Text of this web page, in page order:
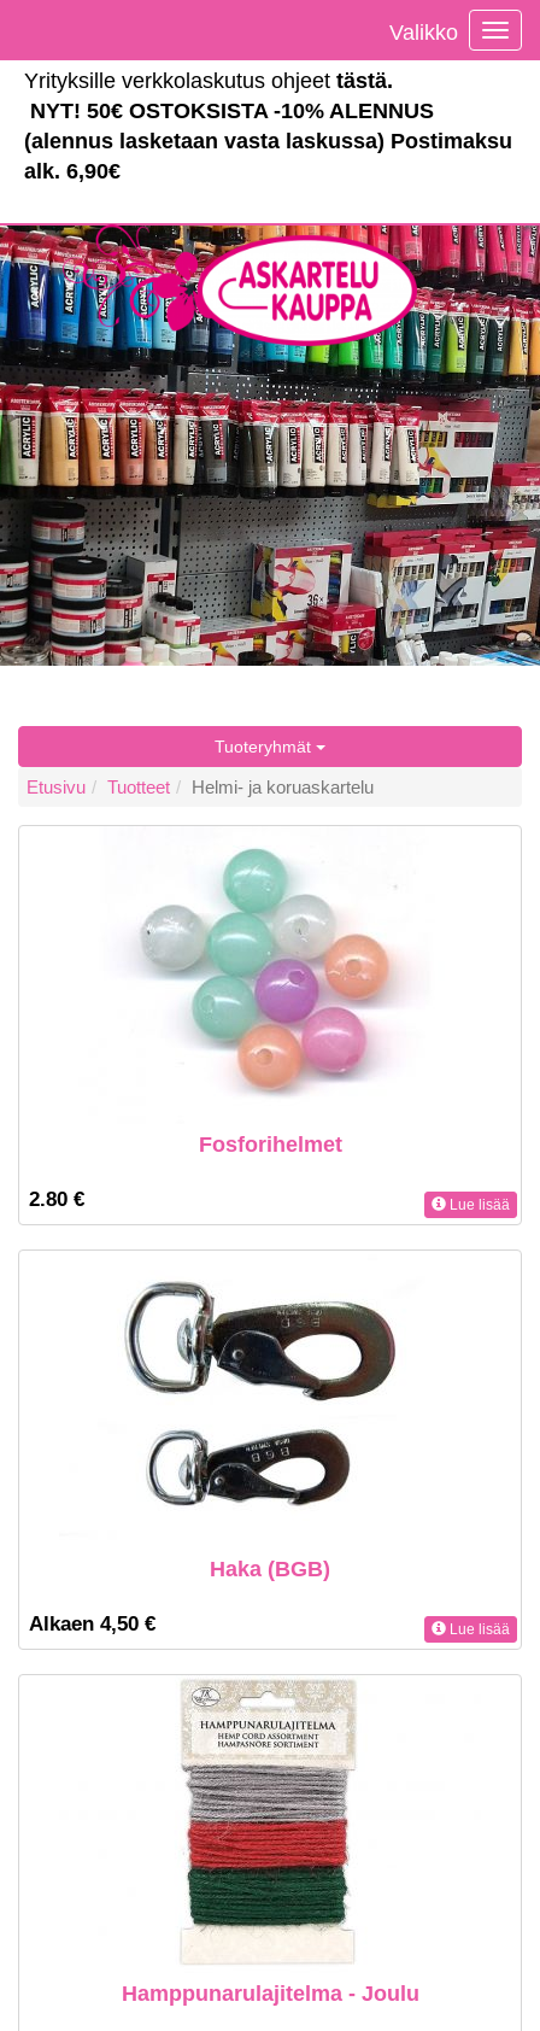
Yrityksille verkkolaskutus ohjeet tästä.
NYT! 50€ OSTOKSISTA -10% ALENNUS
(alennus lasketaan vasta laskussa) Postimaksu
alk. 6,90€
Valikko
Tuoteryhmät
Etusivu Tuotteet Helmi- ja koruaskartelu
Fosforihelmet
2.80 € Lue lisää
Haka (BGB)
Alkaen 4,50 € Lue lisää
Hamppunarulajitelma - Joulu